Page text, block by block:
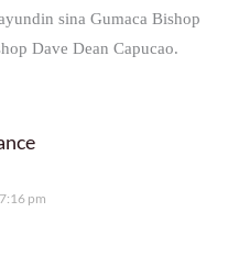
sina Gumaca Bishop
Dave Dean Capucao.
pm